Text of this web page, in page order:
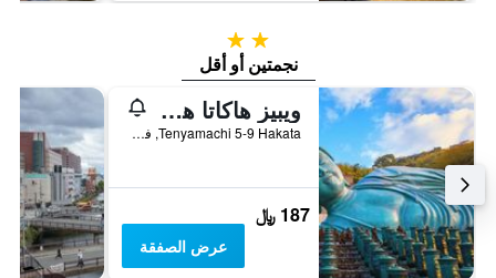
2 نجمتين
نجمتين أو أقل
ويبيز هاكاتا هوستل
Tenyamachi 5-9 Hakata, فوكوكا, اليابان
187 ﷼
عرض الصفقة